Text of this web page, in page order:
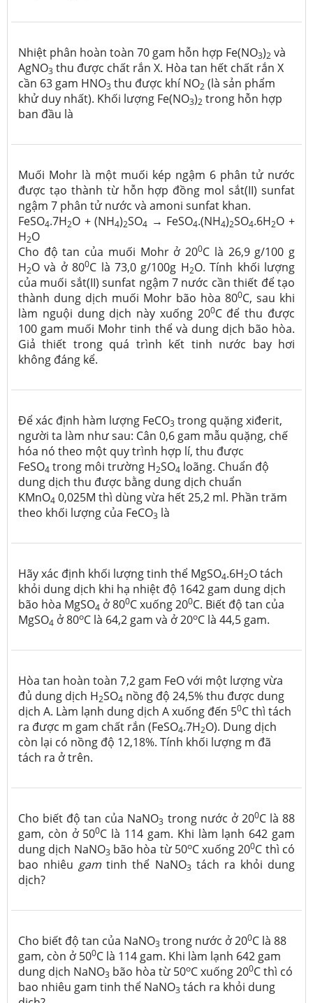
Nhiệt phân hoàn toàn 70 gam hỗn hợp Fe(NO3)2 và
AgNO3 thu được chất rắn X. Hòa tan hết chất rắn X
cần 63 gam HNO3 thu được khí NO2 (là sản phẩm
khử duy nhất). Khối lượng Fe(NO3)2 trong hỗn hợp
ban đầu là
Muối Mohr là một muối kép ngậm 6 phân tử nước
được tạo thành từ hỗn hợp đồng mol sắt(II) sunfat
ngậm 7 phân tử nước và amoni sunfat khan.
FeSO4.7H2O + (NH4)2SO4 → FeSO4.(NH4)2SO4.6H2O +
H2O
Cho độ tan của muối Mohr ở 200C là 26,9 g/100 g
H2O và ở 800C là 73,0 g/100g H2O. Tính khối lượng
của muối sắt(II) sunfat ngậm 7 nước cần thiết để tạo
thành dung dịch muối Mohr bão hòa 800C, sau khi
làm nguội dung dịch này xuống 200C để thu được
100 gam muối Mohr tinh thể và dung dịch bão hòa.
Giả thiết trong quá trình kết tinh nước bay hơi
không đáng kể.
Để xác định hàm lượng FeCO3 trong quặng xiđerit,
người ta làm như sau: Cân 0,6 gam mẫu quặng, chế
hóa nó theo một quy trình hợp lí, thu được
FeSO4 trong môi trường H2SO4 loãng. Chuẩn độ
dung dịch thu được bằng dung dịch chuẩn
KMnO4 0,025M thì dùng vừa hết 25,2 ml. Phần trăm
theo khối lượng của FeCO3 là
Hãy xác định khối lượng tinh thể MgSO4.6H2O tách
khỏi dung dịch khi hạ nhiệt độ 1642 gam dung dịch
bão hòa MgSO4 ở 800C xuống 200C. Biết độ tan của
MgSO4 ­ ở 80oC là 64,2 gam và ở 20oC là 44,5 gam.
Hòa tan hoàn toàn 7,2 gam FeO với một lượng vừa
đủ dung dịch H2SO4 nồng độ 24,5% thu được dung
dịch A. Làm lạnh dung dịch A xuống đến 50C thì tách
ra được m gam chất rắn (FeSO4.7H2O). Dung dịch
còn lại có nồng độ 12,18%. Tính khối lượng m đã
tách ra ở trên.
Cho biết độ tan của NaNO3 trong nước ở 200C là 88
gam, còn ở 500C là 114 gam. Khi làm lạnh 642 gam
dung dịch NaNO3 bão hòa từ 50oC xuống 200C thì có
bao nhiêu gam tinh thể NaNO3 tách ra khỏi dung
dịch?
Cho biết độ tan của NaNO3 trong nước ở 200C là 88
gam, còn ở 500C là 114 gam. Khi làm lạnh 642 gam
dung dịch NaNO3 bão hòa từ 50oC xuống 200C thì có
bao nhiêu gam tinh thể NaNO3 tách ra khỏi dung